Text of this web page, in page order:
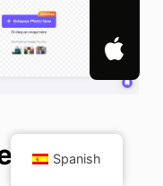
Spanish